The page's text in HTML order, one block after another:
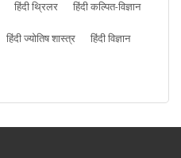
हिंदी थ्रिलर
हिंदी कल्पित-विज्ञान
हिंदी ज्योतिष शास्त्र
हिंदी विज्ञान